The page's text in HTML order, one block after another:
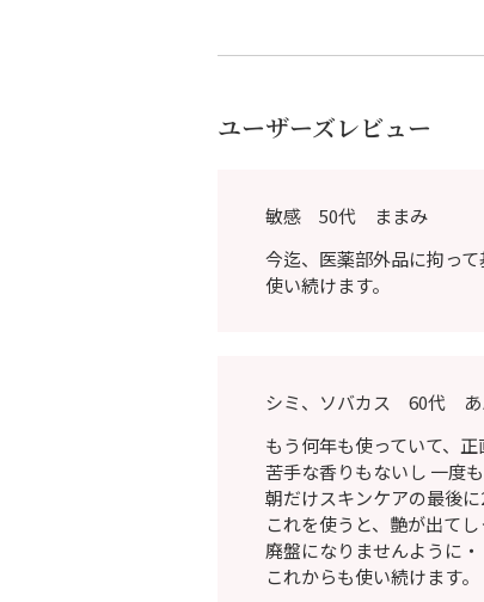
ユーザーズレビュー
敏感 50代 ままみ
今迄、医薬部外品に拘っ
使い続けます。
シミ、ソバカス 60代 あ
もう何年も使っていて、
苦手な香りもないし 一度
朝だけスキンケアの最後
これを使うと、艶が出て
廃盤になりませんように・
これからも使い続けます。